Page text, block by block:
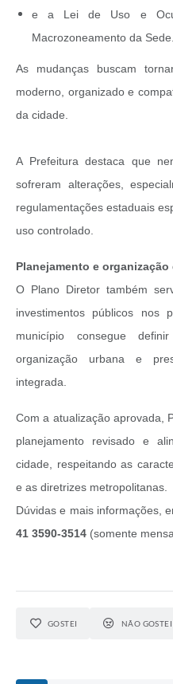
e a Lei de Uso e
Macrozoneamento da Sede.
As mudanças buscam
moderno, organizado e
da cidade.
A Prefeitura destaca que
sofreram alterações,
regulamentações estaduais
uso controlado.
Planejamento e organização
O Plano Diretor também
investimentos públicos nos
município consegue
organização urbana e
integrada.
Com a atualização aprovada,
planejamento revisado e
cidade, respeitando as
e as diretrizes metropolitanas.
Dúvidas e mais informações,
41 3590-3514 (somente
GOSTEI NÃO GOSTEI